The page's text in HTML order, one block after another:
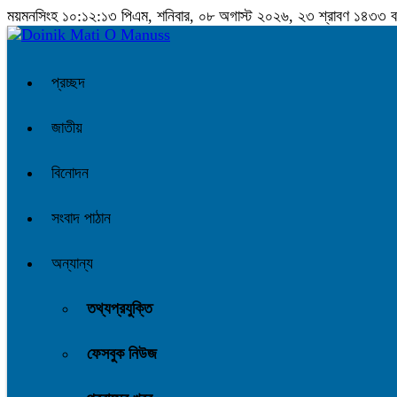
ময়মনসিংহ ১০:১২:১৪ পিএম, শনিবার, ০৮ অগাস্ট ২০২৬, ২৩ শ্রাবণ ১৪৩৩
প্রচ্ছদ
জাতীয়
বিনোদন
সংবাদ পাঠান
অন্যান্য
তথ্যপ্রযুক্তি
ফেসবুক নিউজ